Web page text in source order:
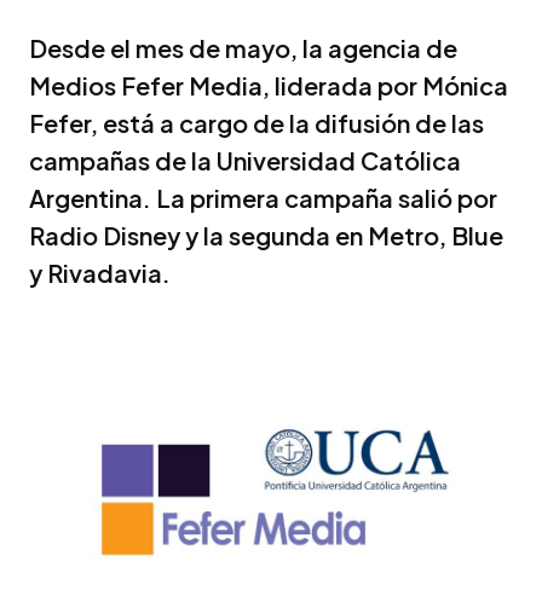
Desde el mes de mayo, la agencia de
Medios Fefer Media, liderada por Mónica
Fefer, está a cargo de la difusión de las
campañas de la Universidad Católica
Argentina. La primera campaña salió por
Radio Disney y la segunda en Metro, Blue
y Rivadavia.